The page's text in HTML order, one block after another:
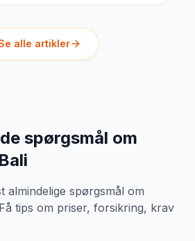
alle artikler
spørgsmål om
almindelige spørgsmål om
tips om priser, forsikring, krav